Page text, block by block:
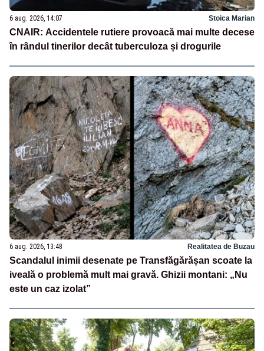
6 aug. 2026, 14:07 Stoica Marian
CNAIR: Accidentele rutiere provoacă mai multe decese
în rândul tinerilor decât tuberculoza și drogurile
6 aug. 2026, 13:48 Realitatea de Buzau
Scandalul inimii desenate pe Transfăgărășan scoate la
iveală o problemă mult mai gravă. Ghizii montani: „Nu
este un caz izolat”